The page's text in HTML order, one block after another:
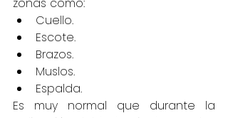
Cuello.
Escote.
Brazos.
Muslos.
Espalda.
Es muy normal que durante la